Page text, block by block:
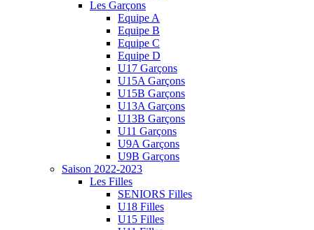
Les Garçons
Equipe A
Equipe B
Equipe C
Equipe D
U17 Garçons
U15A Garçons
U15B Garçons
U13A Garçons
U13B Garçons
U11 Garçons
U9A Garçons
U9B Garçons
Saison 2022-2023
Les Filles
SENIORS Filles
U18 Filles
U15 Filles